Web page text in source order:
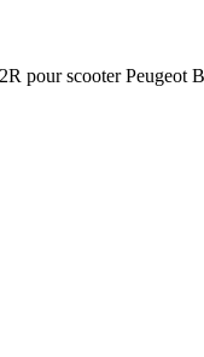
pour scooter